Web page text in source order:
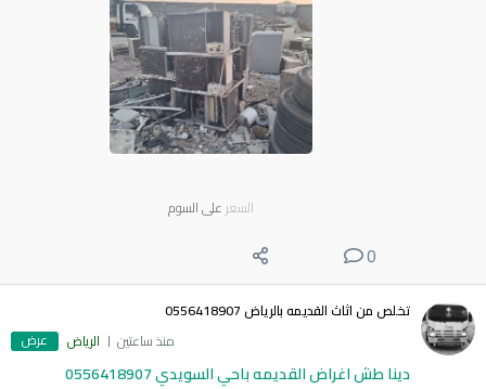
السعر على السوم
0
تخلص من اثاث القديمه بالرياض 0556418907
منذ ساعتين
الرياض عرض
دينا طش اغراض القديمه باحي السويدي 0556418907